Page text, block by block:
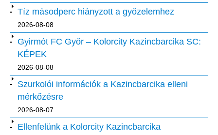
Tíz másodperc hiányzott a győzelemhez
2026-08-08
Gyirmót FC Győr – Kolorcity Kazincbarcika SC:
KÉPEK
2026-08-08
Szurkolói információk a Kazincbarcika elleni
mérkőzésre
2026-08-07
Ellenfelünk a Kolorcity Kazincbarcika